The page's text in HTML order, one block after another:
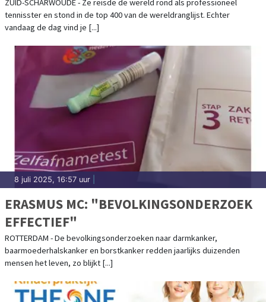
ACHTER PILATES BY DENISA
ZUID-SCHARWOUDE - Ze reisde de wereld rond als professioneel
tennisster en stond in de top 400 van de wereldranglijst. Echter
vandaag de dag vind je [...]
8 juli 2025, 16:57 uur
ERASMUS MC: "BEVOLKINGSONDERZOEK
EFFECTIEF"
ROTTERDAM - De bevolkingsonderzoeken naar darmkanker,
baarmoederhalskanker en borstkanker redden jaarlijks duizenden
mensen het leven, zo blijkt [...]